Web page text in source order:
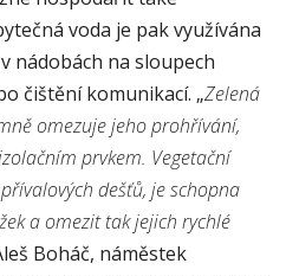
voda je pak využívána
nádobách na sloupech
čištění komunikací. „Zelená
omezuje jeho prohřívání,
prvkem. Vegetační
dešťů, je schopna
a omezit tak jejich rychlé
Boháč, náměstek